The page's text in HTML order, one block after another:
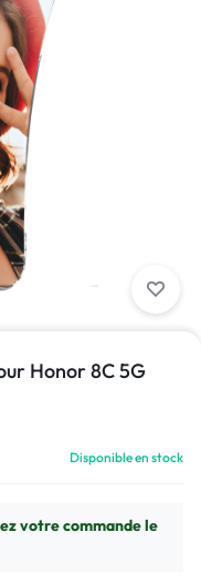
Honor 8C 5G
Disponible en stock
votre commande le